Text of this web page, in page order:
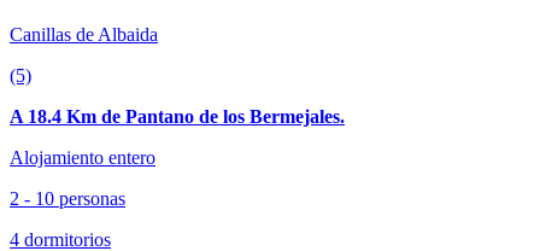
Canillas de Albaida
(5)
A 18.4 Km de Pantano de los Bermejales.
Alojamiento entero
2 - 10 personas
4 dormitorios